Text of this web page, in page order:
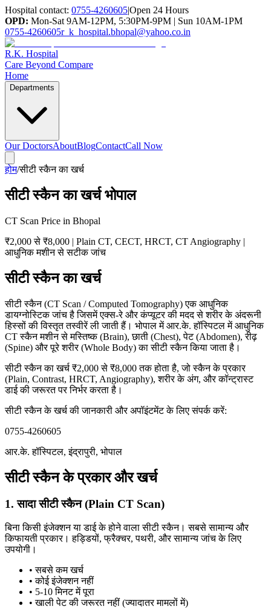
Hospital contact: 0755-4260605|Open 24 Hours
OPD: Mon-Sat 9AM-12PM, 5:30PM-9PM | Sun 10AM-1PM
0755-4260605r_k_hospital.bhopal@yahoo.co.in
R.K. Hospital
Care Beyond Compare
Home
Departments
Our DoctorsAboutBlogContactCall Now
होम/सीटी स्कैन का खर्च
सीटी स्कैन का खर्च भोपाल
CT Scan Price in Bhopal
₹2,000 से ₹8,000 | Plain CT, CECT, HRCT, CT Angiography |
आधुनिक मशीन से सटीक जांच
सीटी स्कैन का खर्च
सीटी स्कैन (CT Scan / Computed Tomography) एक आधुनिक
डायग्नोस्टिक जांच है जिसमें एक्स-रे और कंप्यूटर की मदद से शरीर के अंदरूनी
हिस्सों की विस्तृत तस्वीरें ली जाती हैं। भोपाल में आर.के. हॉस्पिटल में आधुनिक
CT स्कैन मशीन से मस्तिष्क (Brain), छाती (Chest), पेट (Abdomen), रीढ़
(Spine) और पूरे शरीर (Whole Body) का सीटी स्कैन किया जाता है।
सीटी स्कैन का खर्च ₹2,000 से ₹8,000 तक होता है, जो स्कैन के प्रकार
(Plain, Contrast, HRCT, Angiography), शरीर के अंग, और कॉन्ट्रास्ट
डाई की जरूरत पर निर्भर करता है।
सीटी स्कैन के खर्च की जानकारी और अपॉइंटमेंट के लिए संपर्क करें:
0755-4260605
आर.के. हॉस्पिटल, इंद्रापुरी, भोपाल
सीटी स्कैन के प्रकार और खर्च
1. सादा सीटी स्कैन (Plain CT Scan)
बिना किसी इंजेक्शन या डाई के होने वाला सीटी स्कैन। सबसे सामान्य और
किफायती प्रकार। हड्डियों, फ्रैक्चर, पथरी, और सामान्य जांच के लिए
उपयोगी।
• सबसे कम खर्च
• कोई इंजेक्शन नहीं
• 5-10 मिनट में पूरा
• खाली पेट की जरूरत नहीं (ज्यादातर मामलों में)